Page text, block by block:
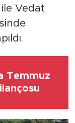
ile Vedat
Temmuz